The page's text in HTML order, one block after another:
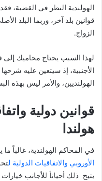
الهولندية النظر في القضية،
قوانين بلد آخر، وربما البلد
الزواج.
لهذا السبب يحتاج محاميك
الأجنبية، إذ سيتعين عليه
الهولنديين، والأمر ليس بهذه
قوانين دولية
هولندا
في المحاكم الهولندية، غالباً ما
الأوروبي والاتفاقيات الدولية ل
يتيح ذلك أحياناً للأجانب